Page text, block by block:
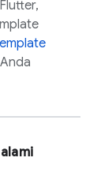
Anda